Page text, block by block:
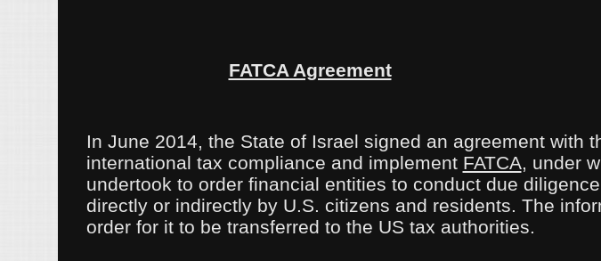
FATCA Agreement
In June 2014, the State of Israel signed an agreement with
international tax compliance and implement FATCA, under
undertook to order financial entities to conduct due
directly or indirectly by U.S. citizens and residents. The
order for it to be transferred to the US tax authorities.